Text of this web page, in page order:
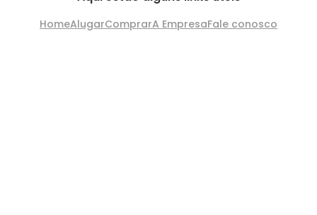
HomeAlugarComprarA EmpresaFale conosco